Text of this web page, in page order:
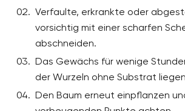
Verfaulte, erkrankte oder
vorsichtig mit einer scharfen
abschneiden.
Das Gewächs für wenige
der Wurzeln ohne Substrat
Den Baum erneut einpflanzen